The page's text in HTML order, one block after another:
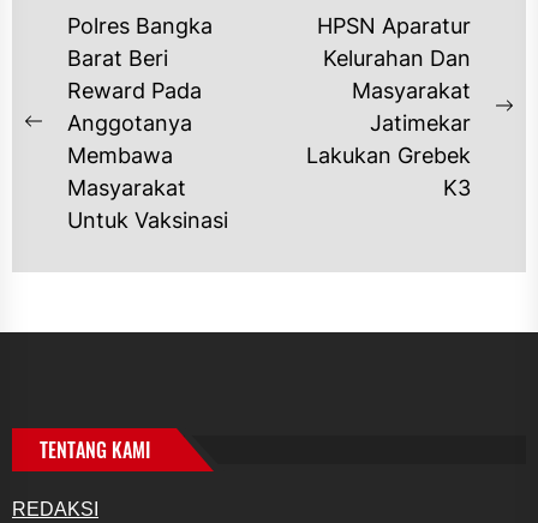
NAVIGASI
POS
Previous
post:
Polres Bangka
Barat Beri
Reward Pada
Anggotanya
Membawa
Masyarakat
Untuk Vaksinasi
HPSN Aparatur
Kelurahan Dan
Masyarakat
Jatimekar
Lakukan Grebek
K3
TENTANG KAMI
REDAKSI